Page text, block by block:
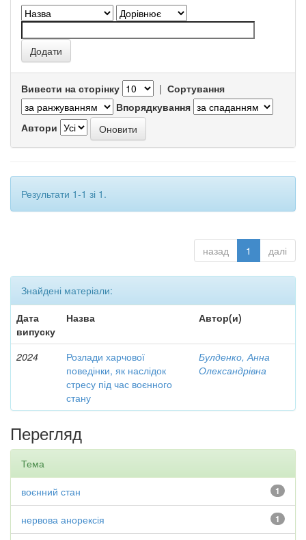
Вивести на сторінку | Сортування
Впорядкування
Автори
Результати 1-1 зі 1.
назад 1 далі
Знайдені матеріали:
Дата
випуску
Назва Автор(и)
2024
Розлади харчової
поведінки, як наслідок
стресу під час воєнного
стану
Булденко, Анна
Олександрівна
Перегляд
Тема
1
воєнний стан
1
нервова анорексія